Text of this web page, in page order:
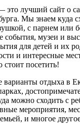
это лучший сайт о
Мы знаем куда
с парнем или
события, музеи и
для детей и их
и интересные
стоит посетить!
отдыха в
можно сходить с
мероприятия,
и многое